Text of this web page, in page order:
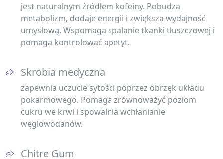
jest naturalnym źródłem kofeiny. Pobudza
metabolizm, dodaje energii i zwiększa wydajność
umysłową. Wspomaga spalanie tkanki tłuszczowej i
pomaga kontrolować apetyt.
Skrobia medyczna
zapewnia uczucie sytości poprzez obrzęk układu
pokarmowego. Pomaga zrównoważyć poziom
cukru we krwi i spowalnia wchłanianie
węglowodanów.
Chitre Gum